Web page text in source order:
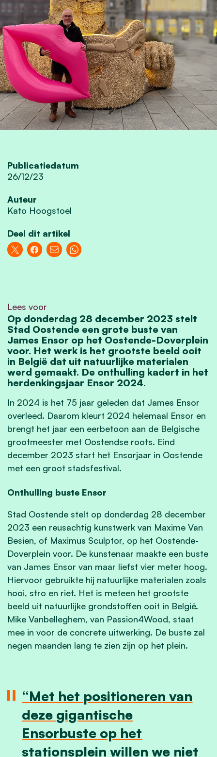
Publicatiedatum
26/12/23
Auteur
Kato Hoogstoel
Deel dit artikel
Lees voor
Op donderdag 28 december 2023 stelt
Stad Oostende een grote buste van
James Ensor op het Oostende-Doverplein
voor. Het werk is het grootste beeld ooit
in België dat uit natuurlijke materialen
werd gemaakt. De onthulling kadert in het
herdenkingsjaar Ensor 2024.
In 2024 is het 75 jaar geleden dat James Ensor
overleed. Daarom kleurt 2024 helemaal Ensor en
brengt het jaar een eerbetoon aan de Belgische
grootmeester met Oostendse roots. Eind
december 2023 start het Ensorjaar in Oostende
met een groot stadsfestival.
Onthulling buste Ensor
Stad Oostende stelt op donderdag 28 december
2023 een reusachtig kunstwerk van Maxime Van
Besien, of Maximus Sculptor, op het Oostende-
Doverplein voor. De kunstenaar maakte een buste
van James Ensor van maar liefst vier meter hoog.
Hiervoor gebruikte hij natuurlijke materialen zoals
hooi, stro en riet. Het is meteen het grootste
beeld uit natuurlijke grondstoffen ooit in België.
Mike Vanbelleghem, van Passion4Wood, staat
mee in voor de concrete uitwerking. De buste zal
negen maanden lang te zien zijn op het plein.
Met het positioneren van
deze gigantische
Ensorbuste op het
stationsplein willen we niet